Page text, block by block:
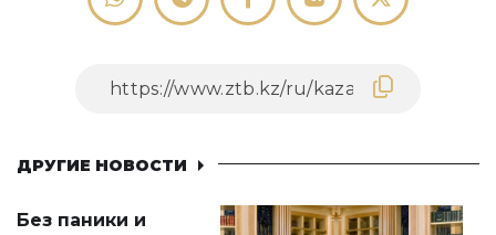
ДРУГИЕ НОВОСТИ
Без паники и